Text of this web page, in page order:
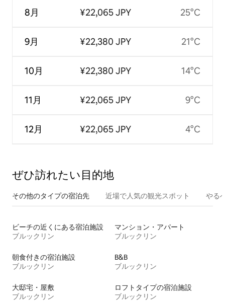
8月
9月
10月
11月
12月
¥22,065 JPY
¥22,380 JPY
¥22,380 JPY
¥22,065 JPY
¥22,065 JPY
25°C
21°C
14°C
9°C
4°C
ぜひ訪⁠れ⁠た⁠い目⁠的⁠地
その他のタ⁠イ⁠プ⁠の宿⁠泊⁠先 近場で人気の観光スポット やる
ビーチの近くにある宿泊施設
ブルックリン
マンション・アパート
ブルックリン
朝食付きの宿泊施設
ブルックリン
B&B
ブルックリン
大邸宅・屋敷
ブルックリン
ロフトタイプの宿泊施設
ブルックリン